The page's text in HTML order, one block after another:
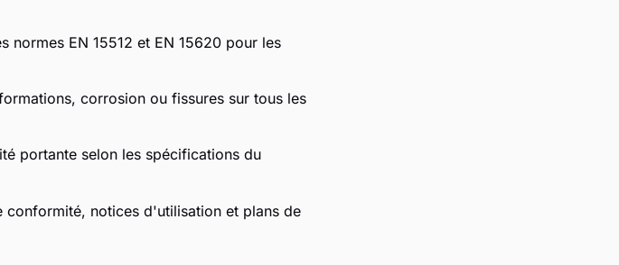
normes EN 15512 et EN 15620 pour les
corrosion ou fissures sur tous les
portante selon les spécifications du
conformité, notices d'utilisation et plans de